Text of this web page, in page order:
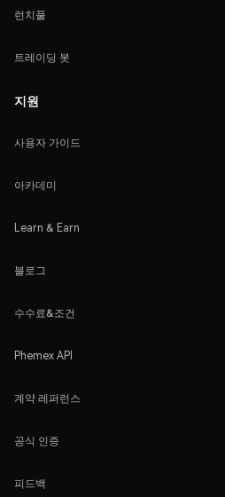
런치풀
트레이딩 봇
지원
사용자 가이드
아카데미
Learn & Earn
블로그
수수료&조건
Phemex API
계약 레퍼런스
공식 인증
피드백